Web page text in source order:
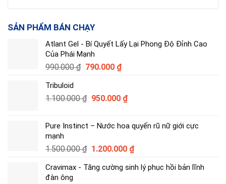
SẢN PHẨM BÁN CHẠY
Atlant Gel - Bí Quyết Lấy Lại Phong Độ Đỉnh Cao
Của Phái Mạnh
990.000₫ Giá
990.000 ₫.
790.000 ₫Giá
là:
Tribuloid
1.100.000₫ Giá
1.100.000 ₫.
950.000 ₫Giá
là:
Pure Instinct – Nước hoa quyến rũ nữ giới cực
mạnh
1.500.000₫ Giá
là:
1.200.000 ₫Giá
tại
Cravimax - Tăng cường sinh lý phục hồi bản lĩnh
đàn ông